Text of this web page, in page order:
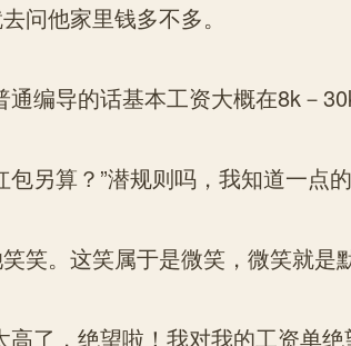
问他家里钱多不多。
编导的话基本工资大概在8k－
另算？”潜规则吗，我知道一点的
。这笑属于是微笑，微笑就是默
了，绝望啦！我对我的工资单绝